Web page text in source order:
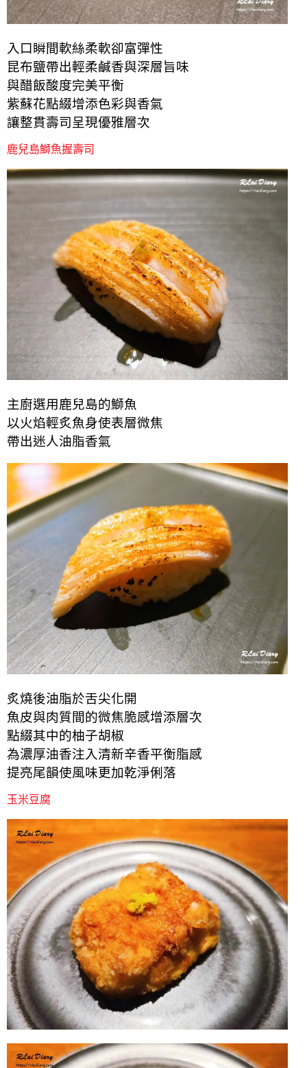
入口瞬間軟絲柔軟卻富彈性
昆布鹽帶出輕柔鹹香與深層旨味
與醋飯酸度完美平衡
紫蘇花點綴增添色彩與香氣
讓整貫壽司呈現優雅層次
鹿兒島鰤魚握壽司
主廚選用鹿兒島的鰤魚
以火焰輕炙魚身使表層微焦
帶出迷人油脂香氣
炙燒後油脂於舌尖化開
魚皮與肉質間的微焦脆感增添層次
點綴其中的柚子胡椒
為濃厚油香注入清新辛香平衡脂感
提亮尾韻使風味更加乾淨俐落
玉米豆腐